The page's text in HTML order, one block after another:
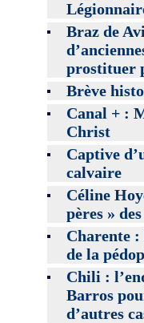
Braz de
prostituer
Brève
Canal + :
Christ
Captive
calvaire
Céline
pères »
Charente :
de la
Chili :
Barros
d’autres